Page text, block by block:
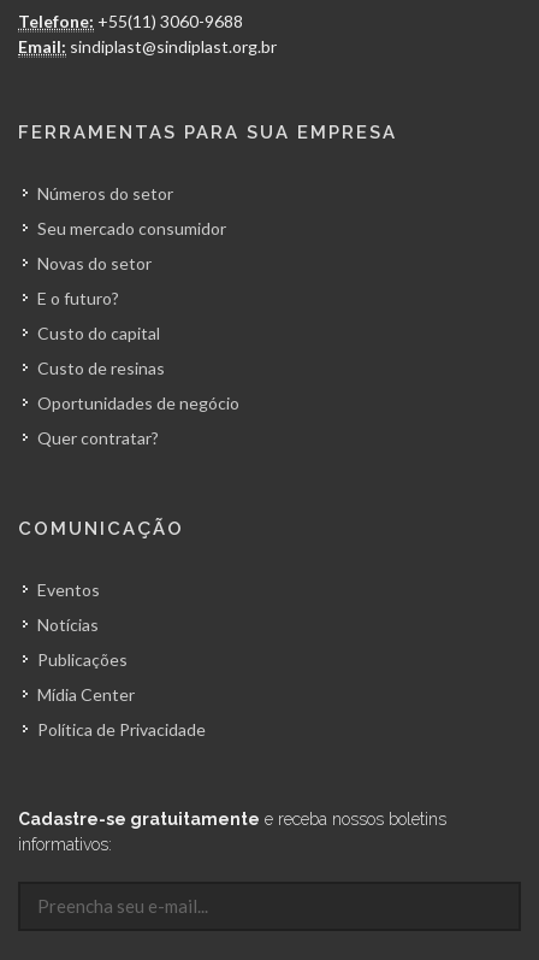
Telefone: +55(11) 3060-9688
Email: sindiplast@sindiplast.org.br
FERRAMENTAS PARA SUA EMPRESA
Números do setor
Seu mercado consumidor
Novas do setor
E o futuro?
Custo do capital
Custo de resinas
Oportunidades de negócio
Quer contratar?
COMUNICAÇÃO
Eventos
Notícias
Publicações
Mídia Center
Política de Privacidade
Cadastre-se gratuitamente e receba nossos boletins
informativos: